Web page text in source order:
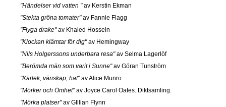
"Händelser vid vatten "av Kerstin Ekman
"Stekta gröna tomater"av Fannie Flagg
"Flyga drake"av Khaled Hossein
"Klockan klämtar för dig"av Hemingway
"Nils Holgerssons underbara resa"av Selma Lagerlöf
"Berömda män som varit i Sunne"av Göran Tunström
"Kärlek, vänskap, hat"av Alice Munro
"Mörker och Ömhet"av Joyce Carol Oates. Diktsamling.
"Mörka platser"av GIllian Flynn